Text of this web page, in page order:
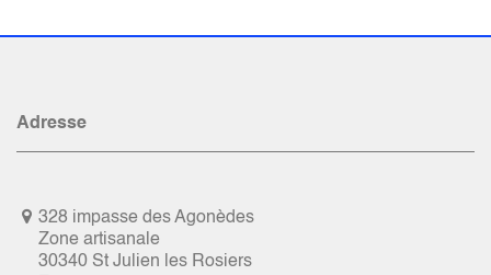
Adresse
328 impasse des Agonèdes
Zone artisanale
30340 St Julien les Rosiers